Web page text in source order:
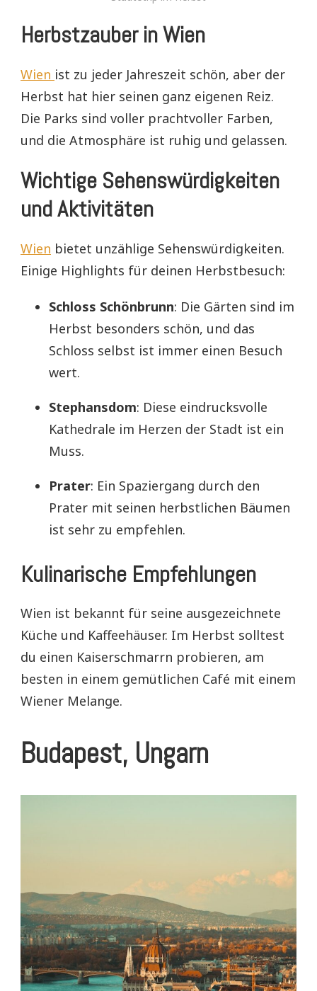
Herbstzauber in Wien
Wien ist zu jeder Jahreszeit schön, aber der
Herbst hat hier seinen ganz eigenen Reiz.
Die Parks sind voller prachtvoller Farben,
und die Atmosphäre ist ruhig und gelassen.
Wichtige Sehenswürdigkeiten
und Aktivitäten
Wien bietet unzählige Sehenswürdigkeiten.
Einige Highlights für deinen Herbstbesuch:
Schloss Schönbrunn: Die Gärten sind im
Herbst besonders schön, und das
Schloss selbst ist immer einen Besuch
wert.
Stephansdom: Diese eindrucksvolle
Kathedrale im Herzen der Stadt ist ein
Muss.
Prater: Ein Spaziergang durch den
Prater mit seinen herbstlichen Bäumen
ist sehr zu empfehlen.
Kulinarische Empfehlungen
Wien ist bekannt für seine ausgezeichnete
Küche und Kaffeehäuser. Im Herbst solltest
du einen Kaiserschmarrn probieren, am
besten in einem gemütlichen Café mit einem
Wiener Melange.
Budapest, Ungarn